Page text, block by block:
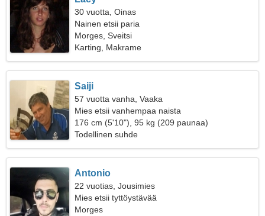
30 vuotta, Oinas
Nainen etsii paria
Morges, Sveitsi
Karting, Makrame
Saiji
57 vuotta vanha, Vaaka
Mies etsii vanhempaa naista
176 cm (5'10"), 95 kg (209 paunaa)
Todellinen suhde
Antonio
22 vuotias, Jousimies
Mies etsii tyttöystävää
Morges